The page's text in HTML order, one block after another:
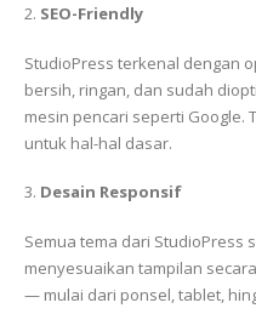
2. SEO-Friendly
StudioPress terkenal dengan
bersih, ringan, dan sudah
mesin pencari seperti Google.
untuk hal-hal dasar.
3. Desain Responsif
Semua tema dari StudioPress
menyesuaikan tampilan
— mulai dari ponsel, tablet,